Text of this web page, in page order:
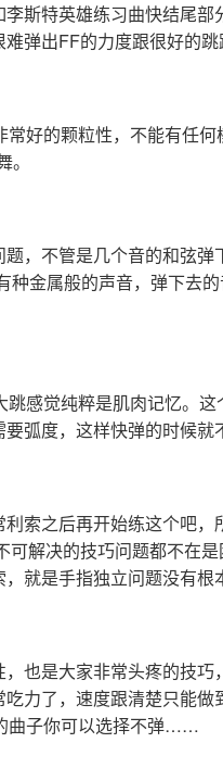
斯特英雄练习曲快结尾部
弹出FF的力度跟很好的跳
好的颗粒性，不能有任何
，不管是几个音的和弦弹
金属般的声音，弹下去
感觉纯粹是肌肉记忆。
弧度，这样快弹的时候就
索之后再开始练这个吧，
解决的技巧问题都不在
就是手指独立问题没有根
也是大家非常头疼的技
力了，速度跟清楚只能做
曲子你可以选择不弹……